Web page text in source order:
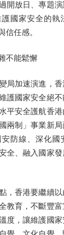
開放日、專題
國家安全的執
信任感。
能鬆懈
加速演進，香
護國家安全絕不
平安全護航香
兩制」事業新
防線、深化國
全、融入國家
香港要繼續以
教育，不斷豐
度，讓維護國